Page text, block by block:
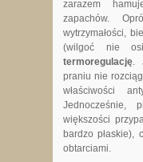
zarazem
zapachów.
wytrzymałości,
(wilgoć nie
termoregulację.
praniu nie
właściwości
Jednocześnie,
większości
bardzo płaskie),
obtarciami.